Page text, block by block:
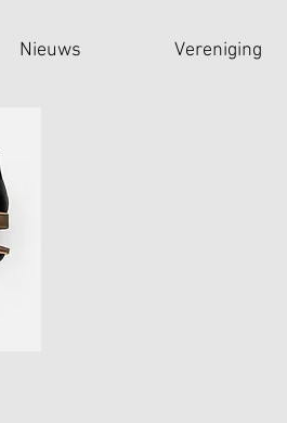
Nieuws Vereniging